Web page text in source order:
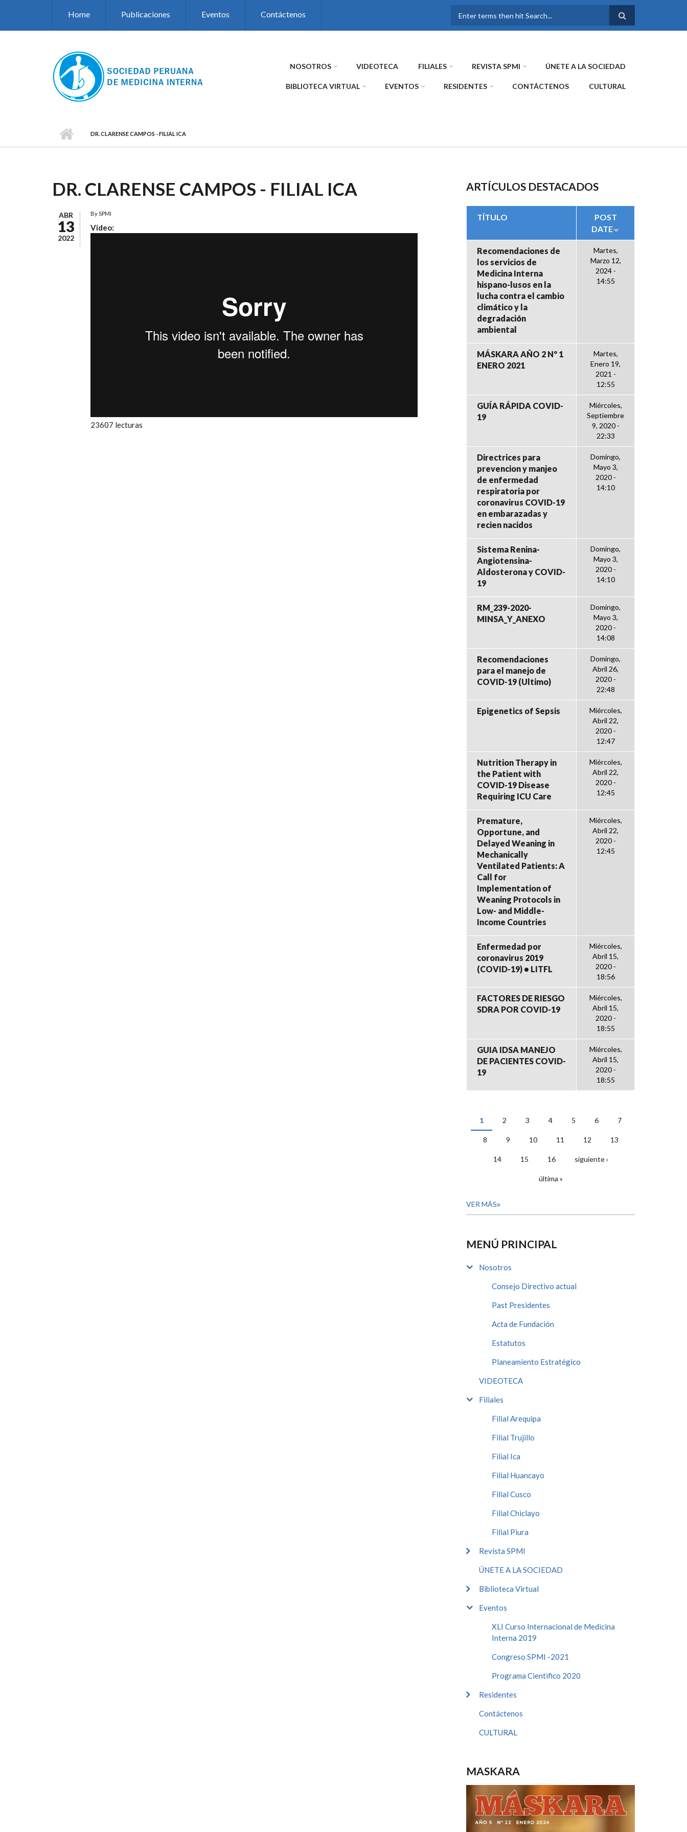
Home Publicaciones Eventos Contáctenos
FORMULARIO DE
NOSOTROS VIDEOTECA FILIALES REVISTA SPMI ÚNETE A LA SOCIEDAD
BIBLIOTECA VIRTUAL EVENTOS RESIDENTES CONTÁCTENOS CULTURAL
DR. CLARENSE CAMPOS - FILIAL ICA
DR. CLARENSE CAMPOS - FILIAL ICA
ABR
13
2022
BySPMI
Video:
23607 lecturas
ARTÍCULOS DESTACADOS
TÍTULO
POST
DATE
Recomendaciones de
los servicios de
Medicina Interna
hispano-lusos en la
lucha contra el cambio
climático y la
degradación
ambiental
Martes,
Marzo 12,
2024 -
14:55
MÁSKARA AÑO 2 Nº 1
ENERO 2021
Martes,
Enero 19,
2021 -
12:55
GUÍA RÁPIDA COVID-
19
Miércoles,
Septiembre
9, 2020 -
22:33
Directrices para
prevencion y manjeo
de enfermedad
respiratoria por
coronavirus COVID-19
en embarazadas y
recien nacidos
Domingo,
Mayo 3,
2020 -
14:10
Sistema Renina-
Angiotensina-
Aldosterona y COVID-
19
Domingo,
Mayo 3,
2020 -
14:10
RM_239-2020-
MINSA_Y_ANEXO
Domingo,
Mayo 3,
2020 -
14:08
Recomendaciones
para el manejo de
COVID-19 (Ultimo)
Domingo,
Abril 26,
2020 -
22:48
Epigenetics of Sepsis
Miércoles,
Abril 22,
2020 -
12:47
Nutrition Therapy in
the Patient with
COVID-19 Disease
Requiring ICU Care
Miércoles,
Abril 22,
2020 -
12:45
Premature,
Opportune, and
Delayed Weaning in
Mechanically
Ventilated Patients: A
Call for
Implementation of
Weaning Protocols in
Low- and Middle-
Income Countries
Miércoles,
Abril 22,
2020 -
12:45
Enfermedad por
coronavirus 2019
(COVID-19) • LITFL
Miércoles,
Abril 15,
2020 -
18:56
FACTORES DE RIESGO
SDRA POR COVID-19
Miércoles,
Abril 15,
2020 -
18:55
GUIA IDSA MANEJO
DE PACIENTES COVID-
19
Miércoles,
Abril 15,
2020 -
18:55
PÁGINAS
1 2 3 4 5 6 7
8 9 10 11 12 13
14 15 16 siguiente ›
última »
VER MÁS
MENÚ PRINCIPAL
Nosotros
Consejo Directivo actual
Past Presidentes
Acta de Fundación
Estatutos
Planeamiento Estratégico
VIDEOTECA
Filiales
Filial Arequipa
Filial Trujillo
Filial Ica
Filial Huancayo
Filial Cusco
Filial Chiclayo
Filial Piura
Revista SPMI
ÚNETE A LA SOCIEDAD
Biblioteca Virtual
Eventos
XLI Curso Internacional de Medicina
Interna 2019
Congreso SPMI -2021
Programa Cientifico 2020
Residentes
Contáctenos
CULTURAL
MASKARA